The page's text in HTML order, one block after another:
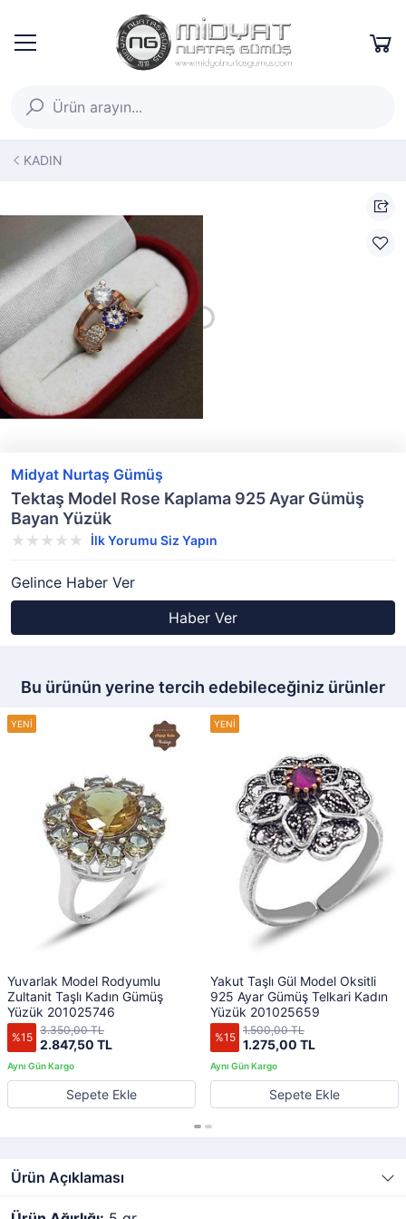
KADIN
Midyat Nurtaş Gümüş
Tektaş Model Rose Kaplama 925 Ayar Gümüş
Bayan Yüzük
İlk Yorumu Siz Yapın
Gelince Haber Ver
Haber Ver
Bu ürünün yerine tercih edebileceğiniz ürünler
Yuvarlak Model Rodyumlu
Zultanit Taşlı Kadın Gümüş
Yüzük 201025746
%15 2.847,50 TL
3.350,00 TL
Sepete Ekle
Yakut Taşlı Gül Model Oksitli
925 Ayar Gümüş Telkari Kadın
Yüzük 201025659
%15 1.275,00 TL
1.500,00 TL
Sepete Ekle
Ürün Açıklaması